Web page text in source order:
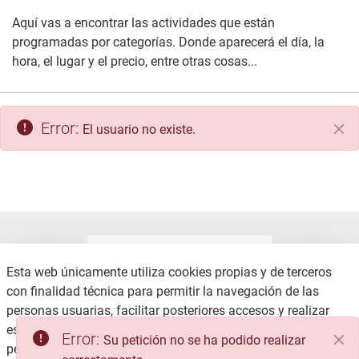
Aquí vas a encontrar las actividades que están
programadas por categorías. Donde aparecerá el día, la
hora, el lugar y el precio, entre otras cosas...
Error: El usuario no existe.
COOKIES
POLÍTICA DE PRIVACIDAD
Esta web únicamente utiliza cookies propias y de terceros
con finalidad técnica para permitir la navegación de las
personas usuarias, facilitar posteriores accesos y realizar
estadísticas de uso, no recabando ni cediendo datos
personales. Consulte la Política de privacidad
Error: Su petición no se ha podido realizar